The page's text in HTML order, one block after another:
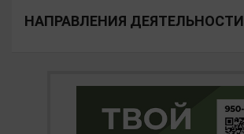
НАПРАВЛЕНИЯ ДЕЯТЕЛЬНОСТИ